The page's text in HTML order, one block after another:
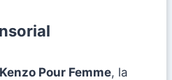
Kenzo Pour Femme, la